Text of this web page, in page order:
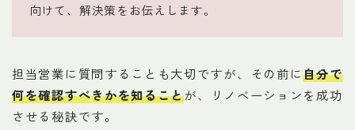
向けて、解決策をお伝えします。
担当営業に質問することも大切ですが、その前に自分で
何を確認すべきかを知ることが、リノベーションを成功
させる秘訣です。